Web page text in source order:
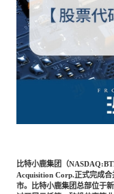
物流与供应链
基础设施建设
专家委员会
沙利文中国分支
比特小鹿集团（
Acquisition Corp.正式完成
市。比特小鹿集团总部位于